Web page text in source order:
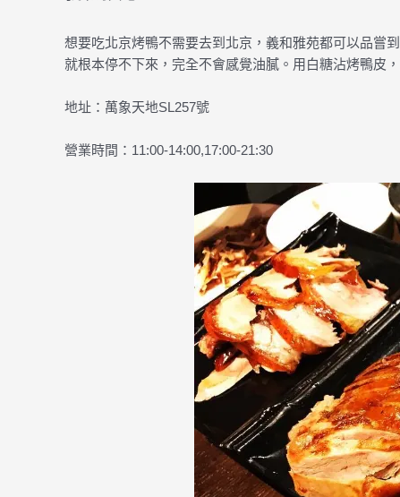
想要吃北京烤鴨不需要去到北京，義和雅苑都可以品嘗
就根本停不下來，完全不會感覺油膩。用白糖沾烤鴨皮
地址：萬象天地SL257號
營業時間：11:00-14:00,17:00-21:30